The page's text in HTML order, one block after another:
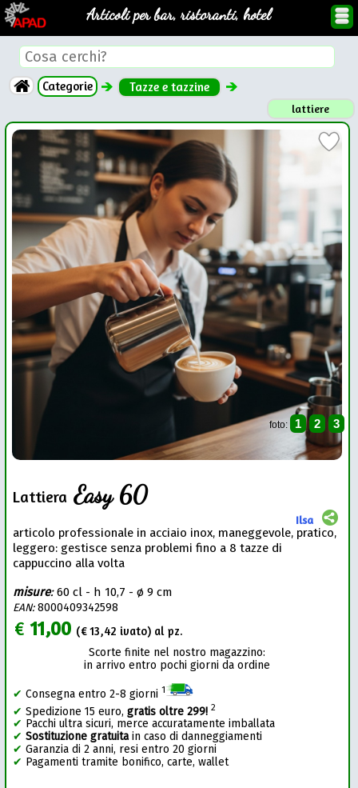
Articoli per bar, ristoranti, hotel
Categorie Tazze e tazzine
lattiere
foto: 1 2 3
Lattiera Easy 60
Ilsa
articolo professionale in acciaio inox, maneggevole, pratico,
leggero: gestisce senza problemi fino a 8 tazze di
cappuccino alla volta
misure:60 cl - h 10,7 - ø 9 cm
EAN:8000409342598
€11,00 (€13,42 ivato) al pz.
Scorte finite nel nostro magazzino:
in arrivo entro pochi giorni da ordine
✔ Consegna entro 2-8 giorni 1
✔ Spedizione 15 euro,gratis oltre 299! 2
✔ Pacchi ultra sicuri, merce accuratamente imballata
✔ Sostituzione gratuitain caso di danneggiamenti
✔ Garanzia di 2 anni, resi entro 20 giorni
✔ Pagamenti tramite bonifico, carte, wallet